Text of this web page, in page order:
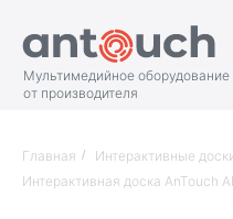
Мультимедийное оборудование
от производителя
Главная / Интерактивные
Интерактивная доска AnTouch